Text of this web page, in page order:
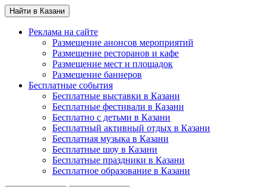
Найти в Казани
Реклама на сайте
Размещение анонсов мероприятий
Размещение ресторанов и кафе
Размещение мест и площадок
Размещение баннеров
Бесплатные события
Бесплатные выставки в Казани
Бесплатные фестивали в Казани
Бесплатно с детьми в Казани
Бесплатный активный отдых в Казани
Бесплатная музыка в Казани
Бесплатные шоу в Казани
Бесплатные праздники в Казани
Бесплатное образование в Казани